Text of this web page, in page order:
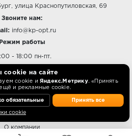
улица Краснопутиловская, 69
Звоните нам:
info@kp-opt.ru
Режим работы
- 18:00 пн-пт.
КОМПАНИИ
Контакты
О компании
cookie на сайте
cookie и Яндекс.Метрику. «Принять
и рекламные cookie.
обязательные Принять все
cookie